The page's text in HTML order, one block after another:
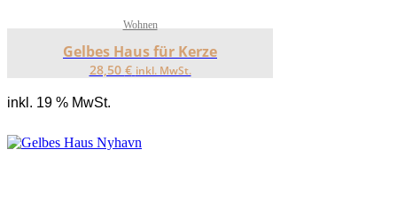
Wohnen
Gelbes Haus für Kerze
28,50 € inkl. MwSt.
inkl. 19 % MwSt.